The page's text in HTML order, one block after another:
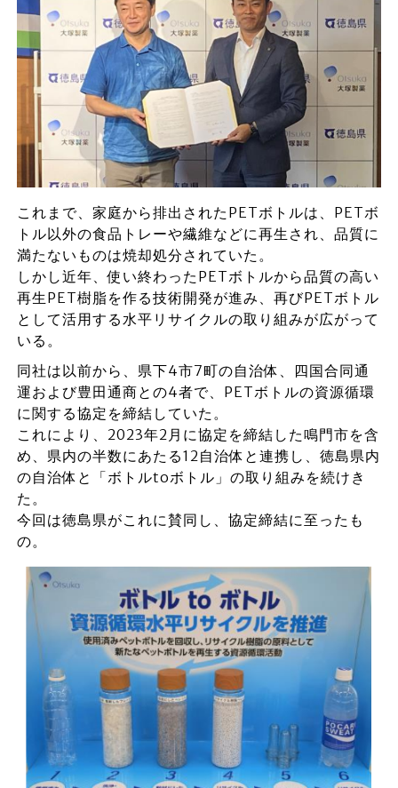
これまで、家庭から排出されたPETボトルは、PETボ
トル以外の食品トレーや繊維などに再生され、品質に
満たないものは焼却処分されていた。
しかし近年、使い終わったPETボトルから品質の高い
再生PET樹脂を作る技術開発が進み、再びPETボトル
として活用する水平リサイクルの取り組みが広がって
いる。
同社は以前から、県下4市7町の自治体、四国合同通
運および豊田通商との4者で、PETボトルの資源循環
に関する協定を締結していた。
これにより、2023年2月に協定を締結した鳴門市を含
め、県内の半数にあたる12自治体と連携し、徳島県内
の自治体と「ボトルtoボトル」の取り組みを続けき
た。
今回は徳島県がこれに賛同し、協定締結に至ったも
の。